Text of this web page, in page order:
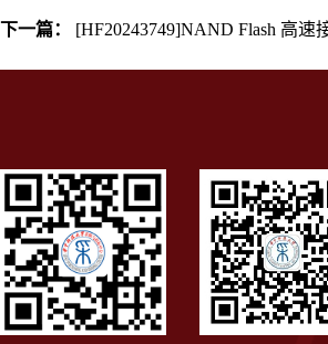
下一篇： [HF20243749]NAND Flash 高速